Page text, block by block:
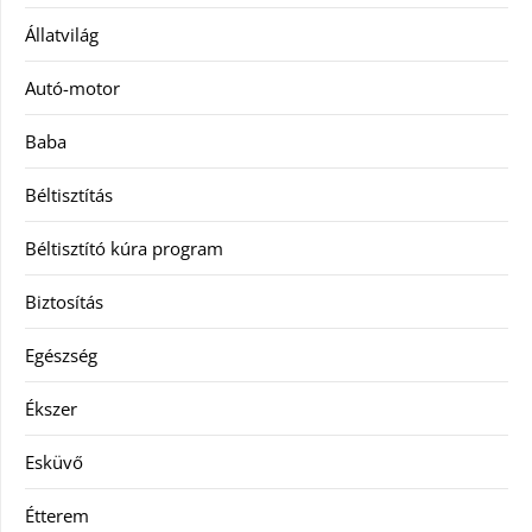
Állatvilág
Autó-motor
Baba
Béltisztítás
Béltisztító kúra program
Biztosítás
Egészség
Ékszer
Esküvő
Étterem